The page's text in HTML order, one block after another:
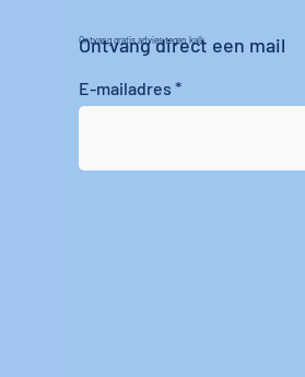
Ontvang gratis advies tegen kalk
Ontvang direct een mail
E-mailadres